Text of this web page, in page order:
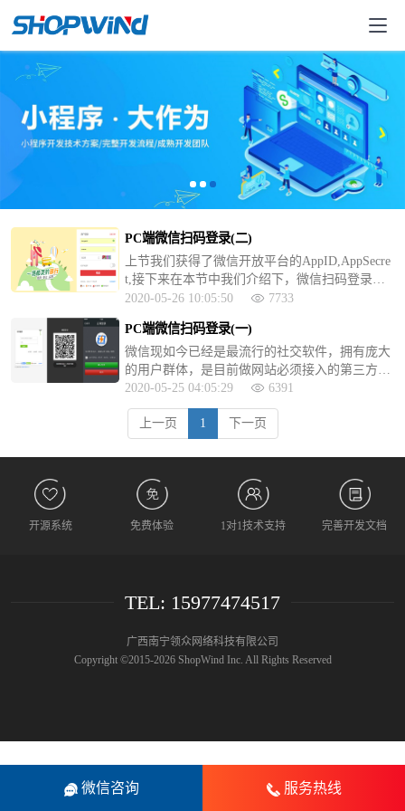
PC端微信扫码登录(二)
上节我们获得了微信开放平台的AppID,AppSecre
t,接下来在本节中我们介绍下，微信扫码登录的
程序设计
2020-05-26 10:05:50 7733
PC端微信扫码登录(一)
微信现如今已经是最流行的社交软件，拥有庞大
的用户群体，是目前做网站必须接入的第三方账
号，那么我们做电商平台怎么接入微信第三方登
录呢？
2020-05-25 04:05:29 6391
上一页 1 下一页
开源系统 免费体验 1对1技术支持 完善开发文档
TEL: 15977474517
广西南宁领众网络科技有限公司
Copyright ©2015-2026 ShopWind Inc. All Rights Reserved
微信咨询 服务热线